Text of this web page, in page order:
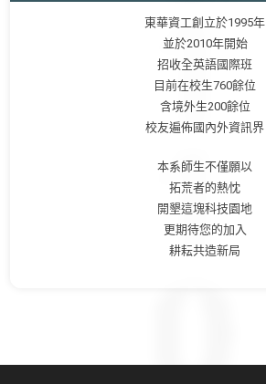
東華資工創立於1995年
並於2010年開始
招收全英語國際班
目前在校生760餘位
含境外生200餘位
校友遍佈國內外資訊界
本系師生不僅願以
拓荒者的熱忱
開墾這塊科技園地
更期待您的加入
耕耘共造新局